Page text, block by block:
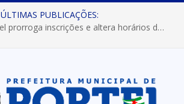
ÚLTIMAS PUBLICAÇÕES:
Prefeitura de Portel prorroga inscrições e altera horários dos concursos “Musa” e “Miss Mix Verão 2026”